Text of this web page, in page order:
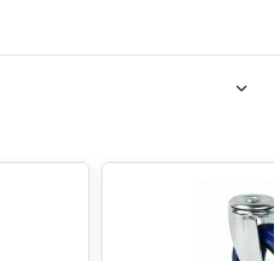
Rollenlager
Elastischer Gummi, vulkanisiert